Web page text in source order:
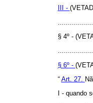
III -
§ 4º -
§ 6º -
“ Art. 27.
I - quando